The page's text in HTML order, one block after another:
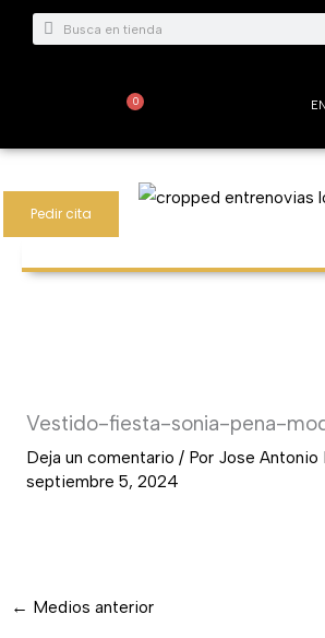
Buscar
Buscar
0
Carrito
Pedir cita
Vestido-fiesta-sonia-pena-
Deja un comentario / Por Jose
septiembre 5, 2024
← Medios anterior